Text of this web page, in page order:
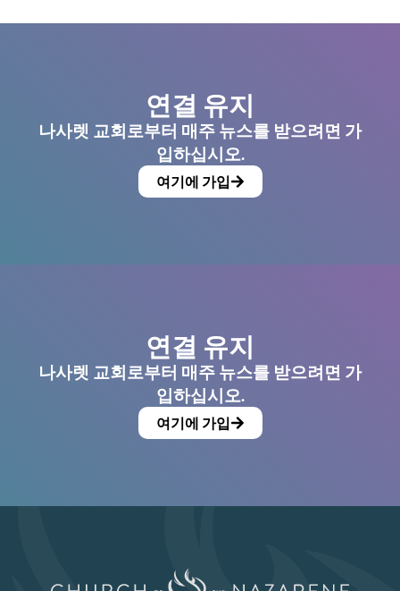
연결 유지
나사렛 교회로부터 매주 뉴스를 받으려면 가
입하십시오.
여기에 가입
연결 유지
나사렛 교회로부터 매주 뉴스를 받으려면 가
입하십시오.
여기에 가입